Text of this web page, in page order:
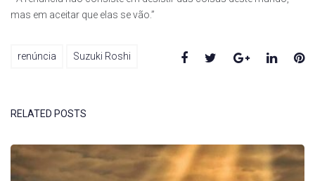
mas em aceitar que elas se vão.”
renúncia Suzuki Roshi Facebook
TwitterGoogle+
RELATED POSTS